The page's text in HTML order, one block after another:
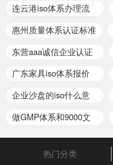
连云港iso体系办理流
惠州质量体系认证标准
东营aaa诚信企业认证
广东家具iso体系报价
企业沙盘的iso什么意
做GMP体系和9000文
热门分类